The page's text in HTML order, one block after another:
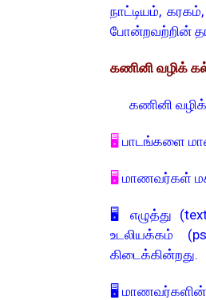
நாட்டியம்,
போன்றவற்றின்
கணினி வழிக்
கணினி வழிக்
🖥️ பாடங்களை
🖥️ மாணவர்கள்
🖥️ எழுத்து
உடலியக்கம்
கிடைக்கின்றது.
🖥️ மாணவர்களின்